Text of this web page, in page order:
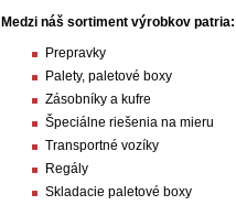
Medzi náš sortiment výrobkov patria:
Prepravky
Palety, paletové boxy
Zásobníky a kufre
Špeciálne riešenia na mieru
Transportné vozíky
Regály
Skladacie paletové boxy